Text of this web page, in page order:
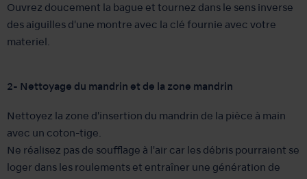
Ouvrez doucement la bague et tournez dans le sens inverse
des aiguilles d'une montre avec la clé fournie avec votre
materiel.
2- Nettoyage du mandrin et de la zone mandrin
Nettoyez la zone d'insertion du mandrin de la pièce à main
avec un coton-tige.
Ne réalisez pas de soufflage à l'air car les débris pourraient se
loger dans les roulements et entraîner une génération de